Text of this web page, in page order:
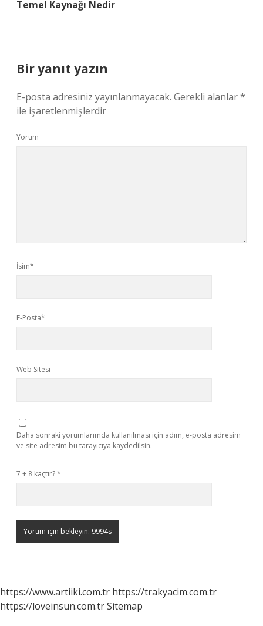
Temel Kaynağı Nedir
Bir yanıt yazın
E-posta adresiniz yayınlanmayacak. Gerekli alanlar*
ile işaretlenmişlerdir
Yorum
İsim*
E-Posta*
Web Sitesi
Daha sonraki yorumlarımda kullanılması için adım, e-posta adresim
ve site adresim bu tarayıcıya kaydedilsin.
7 + 8 kaçtır?*
https://www.artiiki.com.tr https://trakyacim.com.tr
https://loveinsun.com.trSitemap